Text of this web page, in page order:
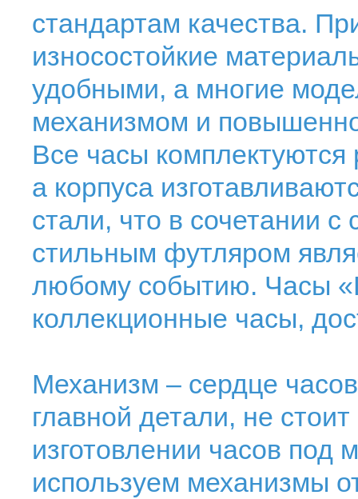
стандартам качества.
износостойкие
удобными, а многие
механизмом и
Все часы
а корпуса
стали, что в сочетании
стильным футляром
любому событию. Часы
коллекционные часы,
Механизм – сердце
главной детали, не
изготовлении часов
используем механизмы